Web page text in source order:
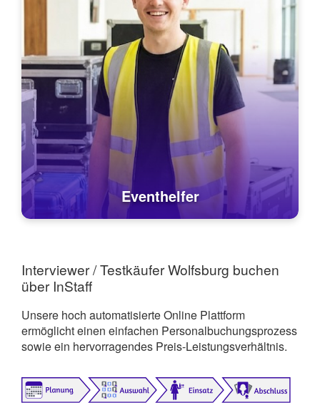
Eventhelfer
Interviewer / Testkäufer Wolfsburg buchen
über InStaff
Unsere hoch automatisierte Online Plattform
ermöglicht einen einfachen Personalbuchungsprozess
sowie ein hervorragendes Preis-Leistungsverhältnis.